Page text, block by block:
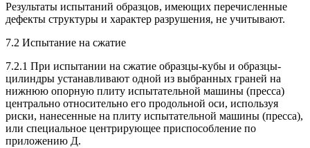
Результаты испытаний образцов, имеющих перечисленные
дефекты структуры и характер разрушения, не учитывают.
7.2 Испытание на сжатие
7.2.1 При испытании на сжатие образцы-кубы и образцы-
цилиндры устанавливают одной из выбранных граней на
нижнюю опорную плиту испытательной машины (пресса)
центрально относительно его продольной оси, используя
риски, нанесенные на плиту испытательной машины (пресса),
или специальное центрирующее приспособление по
приложению Д.